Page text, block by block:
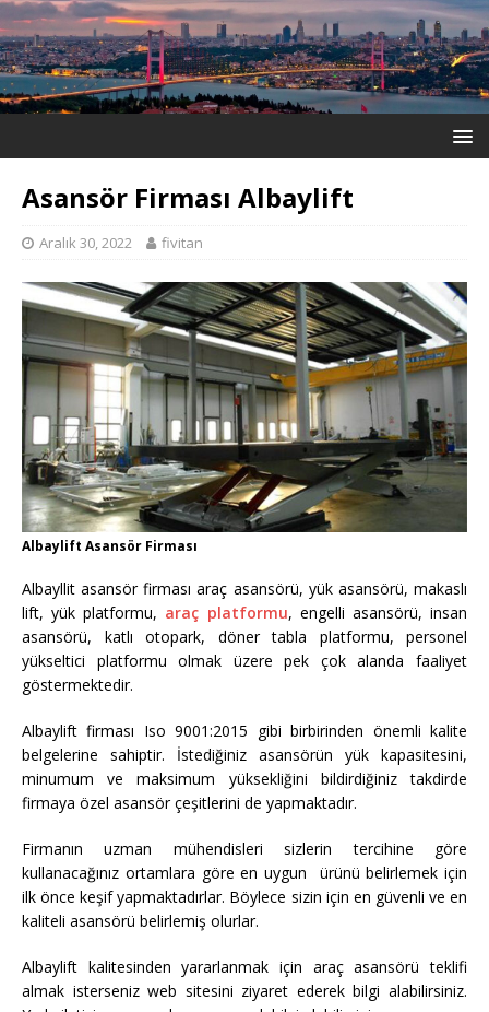
Asansör Firması Albaylift
Aralık 30, 2022 fivitan
Albaylift Asansör Firması
Albayllit asansör firması araç asansörü, yük asansörü, makaslı
lift, yük platformu, araç platformu, engelli asansörü, insan
asansörü, katlı otopark, döner tabla platformu, personel
yükseltici platformu olmak üzere pek çok alanda faaliyet
göstermektedir.
Albaylift firması Iso 9001:2015 gibi birbirinden önemli kalite
belgelerine sahiptir. İstediğiniz asansörün yük kapasitesini,
minumum ve maksimum yüksekliğini bildirdiğiniz takdirde
firmaya özel asansör çeşitlerini de yapmaktadır.
Firmanın uzman mühendisleri sizlerin tercihine göre
kullanacağınız ortamlara göre en uygun ürünü belirlemek için
ilk önce keşif yapmaktadırlar. Böylece sizin için en güvenli ve en
kaliteli asansörü belirlemiş olurlar.
Albaylift kalitesinden yararlanmak için araç asansörü teklifi
almak isterseniz web sitesini ziyaret ederek bilgi alabilirsiniz.